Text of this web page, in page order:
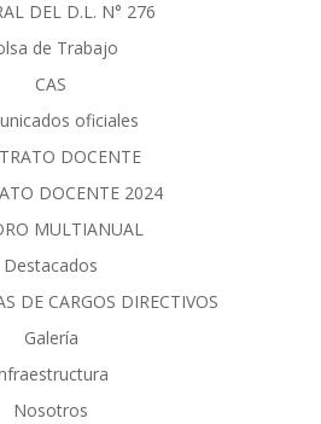
DEL D.L. N° 276
de Trabajo
CAS
oficiales
DOCENTE
DOCENTE 2024
MULTIANUAL
Destacados
DE CARGOS DIRECTIVOS
Galería
Nosotros